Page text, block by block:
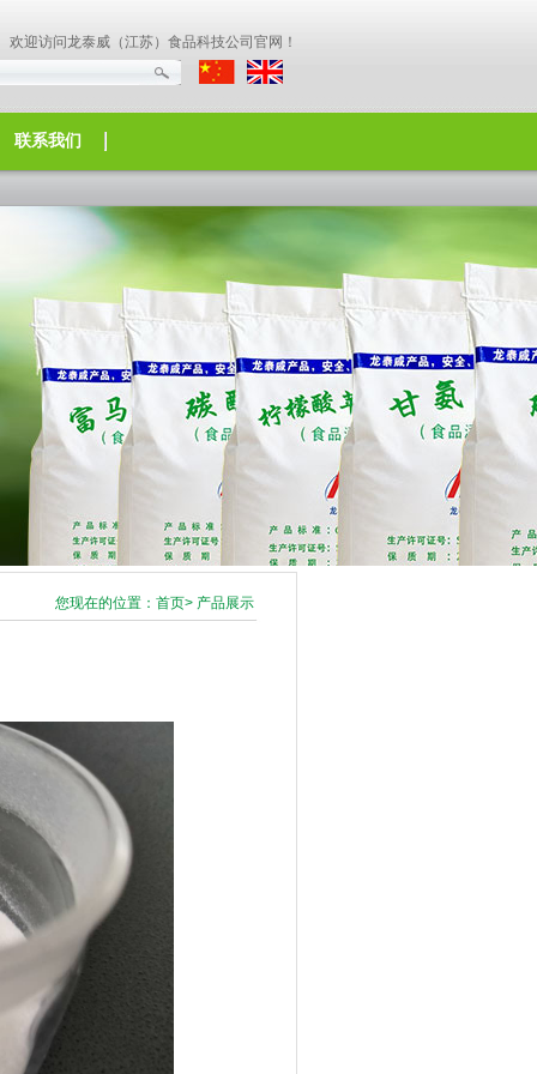
欢迎访问龙泰威（江苏）食品科技公司官网！
联系我们
您现在的位置：首页> 产品展示